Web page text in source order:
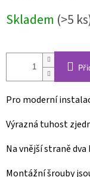
cena:
Skladem (>5
Pro moderní
Výrazná tuhost
Na vnější straně
Montážní šrouby